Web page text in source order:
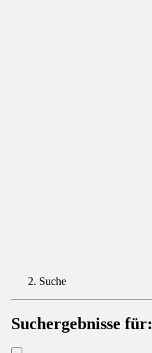
Suche
Suchergebnisse für: